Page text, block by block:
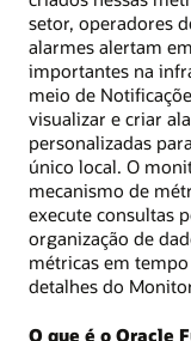
setor, operadores
alarmes alertam
importantes na
meio de
visualizar e criar
personalizadas
único local. O
mecanismo de
execute consultas
organização de
métricas em
detalhes do
O que é o Oracle